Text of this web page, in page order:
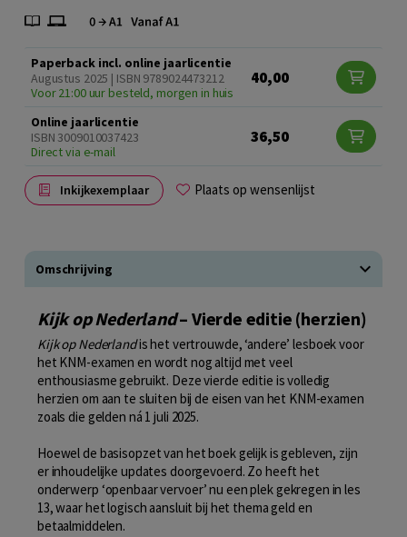
Paperback incl. online jaarlicentie
Augustus 2025 | ISBN 9789024473212
Voor 21:00 uur besteld, morgen in huis
40,00
Online jaarlicentie
ISBN 3009010037423
Direct via e-mail
36,50
Inkijkexemplaar Plaats op wensenlijst
Omschrijving
Kijk op Nederland– Vierde editie (herzien)
Kijk op Nederlandis het vertrouwde, ‘andere’ lesboek voor
het KNM-examen en wordt nog altijd met veel
enthousiasme gebruikt. Deze vierde editie is volledig
herzien om aan te sluiten bij de eisen van het KNM-examen
zoals die gelden ná 1 juli 2025.
Hoewel de basisopzet van het boek gelijk is gebleven, zijn
er inhoudelijke updates doorgevoerd. Zo heeft het
onderwerp ‘openbaar vervoer’ nu een plek gekregen in les
13, waar het logisch aansluit bij het thema geld en
betaalmiddelen.